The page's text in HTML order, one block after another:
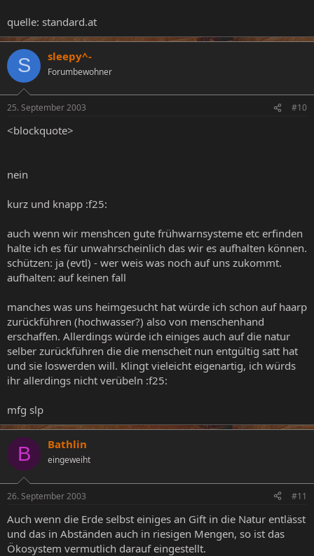
quelle: standard.at
S sleepy^-
Forumbewohner
25. September 2003 #10
<blockquote>
nein
kurz und knapp :f25:
auch wenn wir menshcen gute frühwarnsysteme etc erfinden
halte ich es für unwahrscheinlich das wir es aufhalten können.
schützen: ja (evtl) - wer weis was noch auf uns zukommt.
aufhalten: auf keinen fall
manches was uns heimgesucht hat würde ich schon auf haarp
zurückführen (hochwasser?) also von menschenhand
erschaffen. Allerdings würde ich einiges auch auf die natur
selber zurückführen die die menscheit nun entgültig satt hat
und sie loswerden will. Klingt vieleicht eigenartig, ich würds
ihr allerdings nicht verübeln :f25:
mfg slp
B Bathlin
eingeweiht
26. September 2003 #11
Auch wenn die Erde selbst einiges an Gift in die Natur entlässt
und das in Abständen auch in riesigen Mengen, so ist das
Ökosystem vermutlich darauf eingestellt.